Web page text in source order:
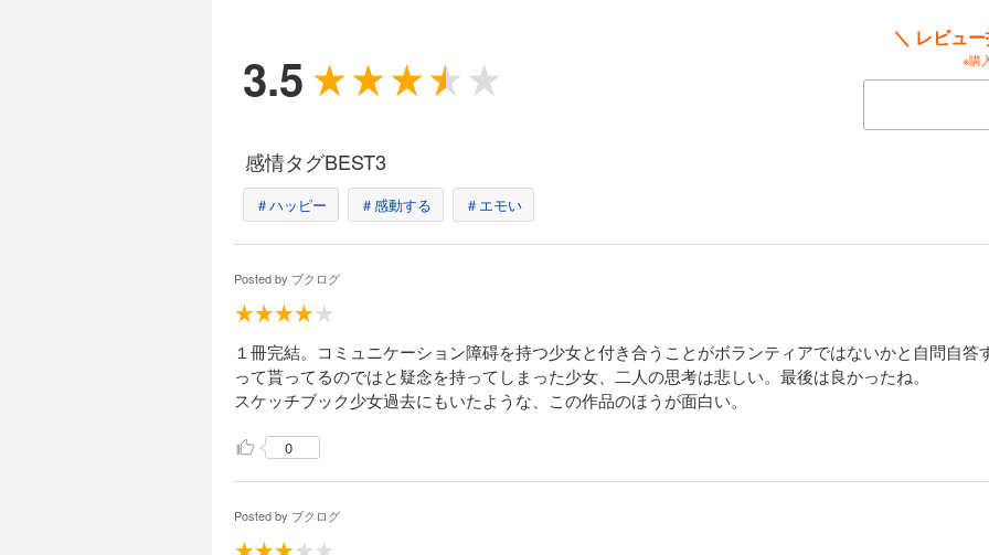
3.5
＼ レビュ
※購
感情タグBEST3
＃ハッピー ＃感動する ＃エモい
Posted by ブクログ
１冊完結。コミュニケーション障碍を持つ少女と付き合うことがボランティアではないかと自問自
って貰ってるのではと疑念を持ってしまった少女、二人の思考は悲しい。最後は良かったね。
スケッチブック少女過去にもいたような、この作品のほうが面白い。
0
Posted by ブクログ